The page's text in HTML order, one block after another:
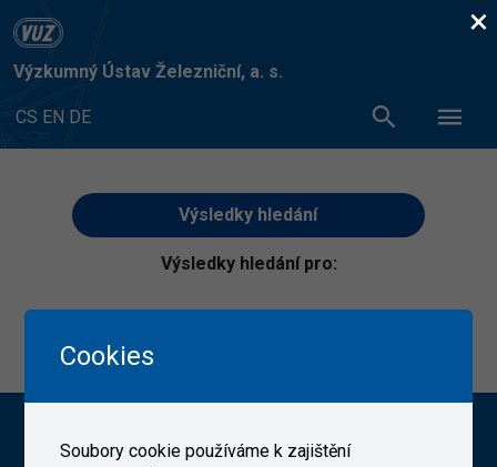
Výzkumný Ústav Železniční, a. s.
CS EN DE
Výsledky hledání
Výsledky hledání pro:
Výzkumný Ústav Železniční, a. s. (VUZ)
×
Cookies
Soubory cookie používáme k zajištění